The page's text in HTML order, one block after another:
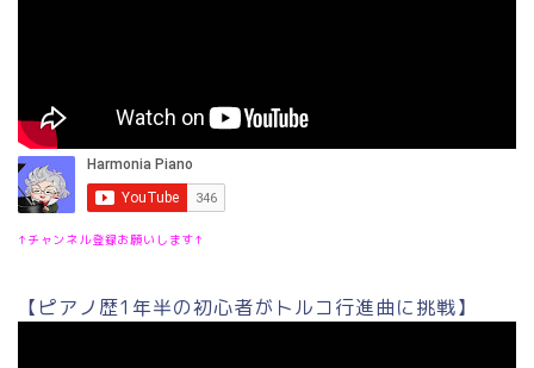
↑チャンネル登録お願いします↑
【ピアノ歴1年半の初心者がトルコ行進曲に挑戦】